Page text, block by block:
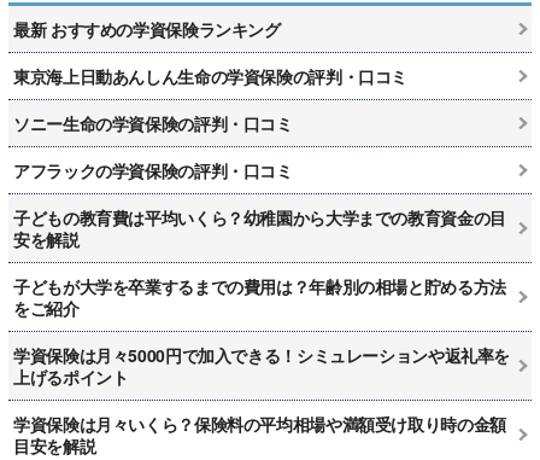
最新 おすすめの学資保険ランキング
東京海上日動あんしん生命の学資保険の評判・口コミ
ソニー生命の学資保険の評判・口コミ
アフラックの学資保険の評判・口コミ
子どもの教育費は平均いくら？幼稚園から大学までの教育資金の目
安を解説
子どもが大学を卒業するまでの費用は？年齢別の相場と貯める方法
をご紹介
学資保険は月々5000円で加入できる！シミュレーションや返礼率を
上げるポイント
学資保険は月々いくら？保険料の平均相場や満額受け取り時の金額
目安を解説